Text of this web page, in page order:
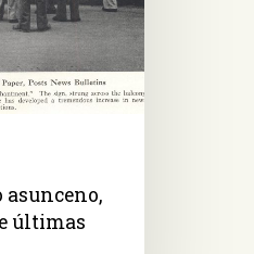
asunceno,
últimas